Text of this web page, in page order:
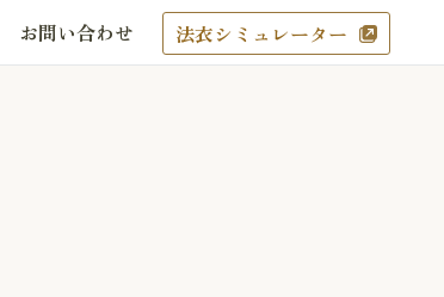
お問い合わせ 法衣シミュレーター